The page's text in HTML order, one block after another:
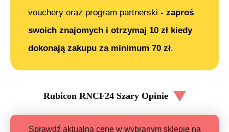
vouchery oraz program partnerski - zaproś
swoich znajomych i otrzymaj 10 zł kiedy
dokonają zakupu za minimum 70 zł.
Rubicon RNCF24 SzaryOpinie
Sprawdź aktualną cenę w wybranym sklepie na